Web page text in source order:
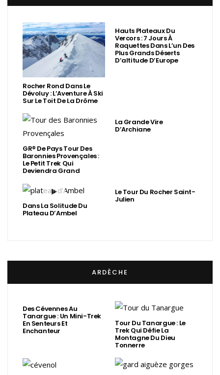
Rocher Rond Dans Le
Dévoluy : L’Aventure À Ski
Sur Le Toit De La Drôme
Hauts Plateaux Du
Vercors : 7 Jours À
Raquettes Dans L’un Des
Plus Grands Déserts
D’altitude D’Europe
GR® De Pays Tour Des
Baronnies Provençales :
Le Petit Trek Qui
Deviendra Grand
La Grande Vire
D’Archiane
Dans La Solitude Du
Plateau D’Ambel
Le Tour Du Rocher Saint-
Julien
ARDÈCHE
Des Cévennes Au
Tanargue : Un Mini-Trek
En Senteurs Et
Enchanteur
Tour Du Tanargue : Le
Trek Qui Défie La
Montagne Du Dieu
Tonnerre